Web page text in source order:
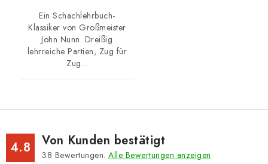
Ein Schachlehrbuch-
Klassiker von Großmeister
John Nunn. Dreißig
lehrreiche Partien, Zug für
Zug...
4.8 Von Kunden bestätigt
38 Bewertungen. Alle Bewertungen anzeigen